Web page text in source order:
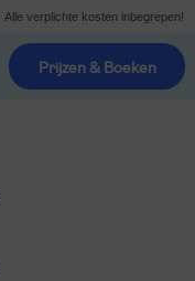
Alle verplichte kosten inbegrepen!
Prijzen & Boeken